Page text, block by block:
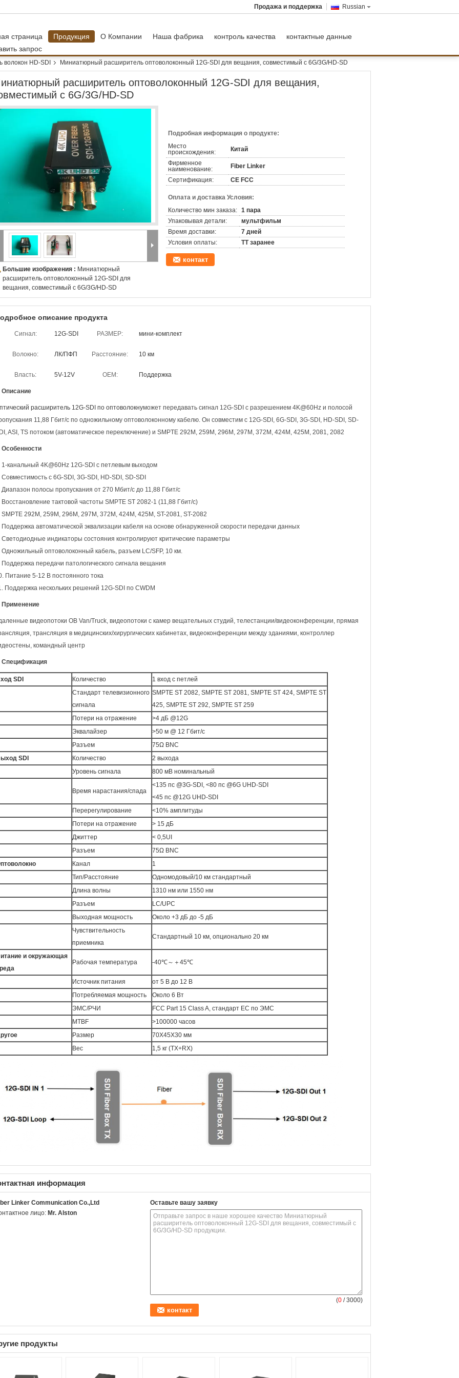
Russian
Продажа и поддержка
страница Продукция О Компании Наша фабрика контроль качества
контактные данные
запрос
волокон HD-SDI Миниатюрный расширитель оптоволоконный 12G-SDI для вещания, совместимый с 6G/3G/HD-SD
расширитель оптоволоконный 12G-SDI для вещания,
с 6G/3G/HD-SD
Большие изображения : Миниатюрный
расширитель оптоволоконный 12G-SDI для
вещания, совместимый с 6G/3G/HD-SD
Подробная информация о продукте:
Место
происхождения:
Китай
Фирменное
наименование:
Fiber Linker
Сертификация:
CE FCC
Оплата и доставка Условия:
Количество мин заказа: 1 пара
Упаковывая детали:
мультфильм
Время доставки:
7 дней
Условия оплаты:
TT заранее
контакт
описание продукта
Сигнал: 12G-SDI РАЗМЕР: мини-комплект
Волокно: ЛК/ПФП Расстояние: 10 км
Власть: 5V-12V OEM: Поддержка
Описание
расширитель 12G-SDI по оптоволокнуможет передавать сигнал 12G-SDI с разрешением 4K@60Hz и полосой
11,88 Гбит/с по одножильному оптоволоконному кабелю. Он совместим с 12G-SDI, 6G-SDI, 3G-SDI, HD-SDI, SD-
ASI, TS потоком (автоматическое переключение) и SMPTE 292M, 259M, 296M, 297M, 372M, 424M, 425M, 2081, 2082
Особенности
1-канальный 4K@60Hz 12G-SDI с петлевым выходом
Совместимость с 6G-SDI, 3G-SDI, HD-SDI, SD-SDI
Диапазон полосы пропускания от 270 Мбит/с до 11,88 Гбит/с
Восстановление тактовой частоты SMPTE ST 2082-1 (11,88 Гбит/с)
SMPTE 292M, 259M, 296M, 297M, 372M, 424M, 425M, ST-2081, ST-2082
Поддержка автоматической эквализации кабеля на основе обнаруженной скорости передачи данных
Светодиодные индикаторы состояния контролируют критические параметры
Одножильный оптоволоконный кабель, разъем LC/SFP, 10 км.
Поддержка передачи патологического сигнала вещания
Питание 5-12 В постоянного тока
Поддержка нескольких решений 12G-SDI по CWDM
Применение
видеопотоки OB Van/Truck, видеопотоки с камер вещательных студий, телестанции/видеоконференции, прямая
трансляция в медицинских/хирургических кабинетах, видеоконференции между зданиями, контроллер
командный центр
Спецификация
SDI Количество
1 вход с петлей
Стандарт телевизионного
сигнала
SMPTE ST 2082, SMPTE ST 2081, SMPTE ST 424, SMPTE ST
425, SMPTE ST 292, SMPTE ST 259
Потери на отражение
>4 дБ @12G
Эквалайзер
>50 м @ 12 Гбит/с
Разъем
75Ω BNC
SDI
Количество
2 выхода
Уровень сигнала
800 мВ номинальный
Время нарастания/спада
<135 пс @3G-SDI, <80 пс @6G UHD-SDI
<45 пс @12G UHD-SDI
Перерегулирование
<10% амплитуды
Потери на отражение
> 15 дБ
Джиттер
< 0,5UI
Разъем
75Ω BNC
Канал
1
Тип/Расстояние
Одномодовый/10 км стандартный
Длина волны
1310 нм или 1550 нм
Разъем
LC/UPC
Выходная мощность
Около +3 дБ до -5 дБ
Чувствительность
приемника
Стандартный 10 км, опционально 20 км
и окружающая
Рабочая температура -40℃～＋45℃
Источник питания
от 5 В до 12 В
Потребляемая мощность
Около 6 Вт
ЭМС/РЧИ
FCC Part 15 Class A, стандарт ЕС по ЭМС
MTBF
>100000 часов
Размер
70X45X30 мм
Вес
1,5 кг (TX+RX)
информация
Linker Communication Co.,Ltd
лицо: Mr. Alston
Оставьте вашу заявку
(0 / 3000)
продукты